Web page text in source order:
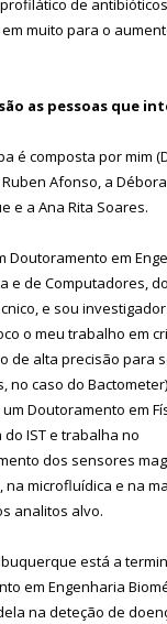
de
muito para o
as pessoas que
é composta por mim
Afonso, a Débora
e a Ana Rita Soares.
Doutoramento em
e de Computadores,
e sou investigador
o meu trabalho em
de alta precisão para
no caso do
Doutoramento em
do IST e trabalha no
dos sensores
na microfluídica e na
analitos alvo.
está a
em Engenharia
na deteção de